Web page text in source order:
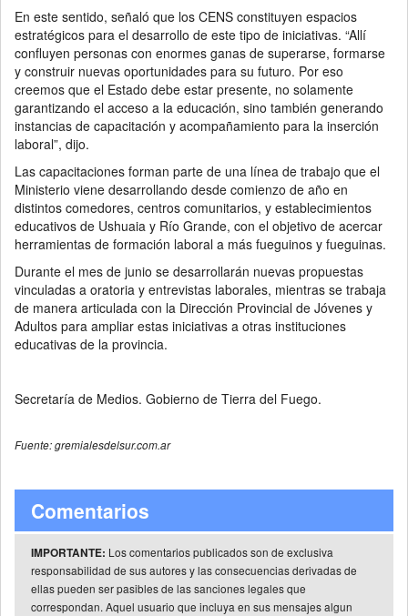
En este sentido, señaló que los CENS constituyen espacios
estratégicos para el desarrollo de este tipo de iniciativas. “Allí
confluyen personas con enormes ganas de superarse, formarse
y construir nuevas oportunidades para su futuro. Por eso
creemos que el Estado debe estar presente, no solamente
garantizando el acceso a la educación, sino también generando
instancias de capacitación y acompañamiento para la inserción
laboral”, dijo.
Las capacitaciones forman parte de una línea de trabajo que el
Ministerio viene desarrollando desde comienzo de año en
distintos comedores, centros comunitarios, y establecimientos
educativos de Ushuaia y Río Grande, con el objetivo de acercar
herramientas de formación laboral a más fueguinos y fueguinas.
Durante el mes de junio se desarrollarán nuevas propuestas
vinculadas a oratoria y entrevistas laborales, mientras se trabaja
de manera articulada con la Dirección Provincial de Jóvenes y
Adultos para ampliar estas iniciativas a otras instituciones
educativas de la provincia.
Secretaría de Medios. Gobierno de Tierra del Fuego.
Fuente: gremialesdelsur.com.ar
Comentarios
IMPORTANTE: Los comentarios publicados son de exclusiva
responsabilidad de sus autores y las consecuencias derivadas de
ellas pueden ser pasibles de las sanciones legales que
correspondan. Aquel usuario que incluya en sus mensajes algun